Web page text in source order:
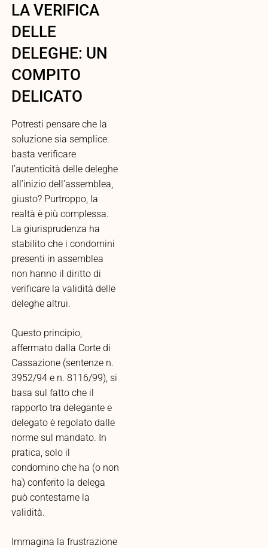
LA VERIFICA
DELLE
DELEGHE: UN
COMPITO
DELICATO
Potresti pensare che la
soluzione sia semplice:
basta verificare
l’autenticità delle deleghe
all’inizio dell’assemblea,
giusto? Purtroppo, la
realtà è più complessa.
La giurisprudenza ha
stabilito che i condomini
presenti in assemblea
non hanno il diritto di
verificare la validità delle
deleghe altrui.
Questo principio,
affermato dalla Corte di
Cassazione (sentenze n.
3952/94 e n. 8116/99), si
basa sul fatto che il
rapporto tra delegante e
delegato è regolato dalle
norme sul mandato. In
pratica, solo il
condomino che ha (o non
ha) conferito la delega
può contestarne la
validità.
Immagina la frustrazione